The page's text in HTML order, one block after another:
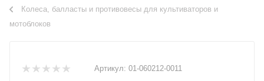
Колеса, балласты и противовесы для культиваторов и
мотоблоков
Артикул: 01-060212-0011